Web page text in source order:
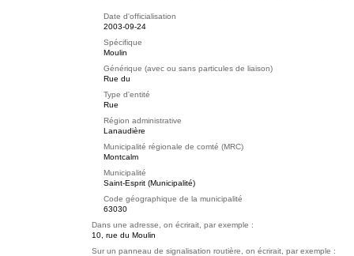
Date d'officialisation
2003-09-24
Spécifique
Moulin
Générique (avec ou sans particules de liaison)
Rue du
Type d'entité
Rue
Région administrative
Lanaudière
Municipalité régionale de comté (MRC)
Montcalm
Municipalité
Saint-Esprit (Municipalité)
Code géographique de la municipalité
63030
Dans une adresse, on écrirait, par exemple :
10, rue du Moulin
Sur un panneau de signalisation routière, on écrirait, par exemple :